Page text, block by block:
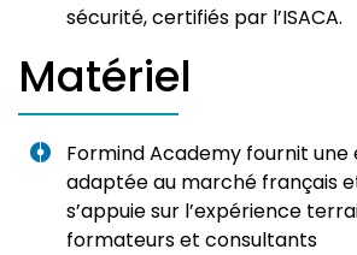
sécurité, certifiés par l’ISACA.
Matériel
Formind Academy fournit une
adaptée au marché français
s’appuie sur l’expérience
formateurs et consultants